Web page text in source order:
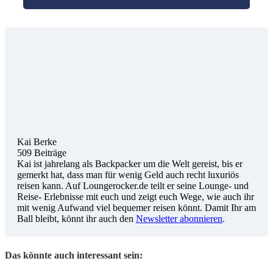
Kai Berke
509 Beiträge
Kai ist jahrelang als Backpacker um die Welt gereist, bis er
gemerkt hat, dass man für wenig Geld auch recht luxuriös
reisen kann. Auf Loungerocker.de teilt er seine Lounge- und
Reise- Erlebnisse mit euch und zeigt euch Wege, wie auch ihr
mit wenig Aufwand viel bequemer reisen könnt. Damit Ihr am
Ball bleibt, könnt ihr auch den Newsletter abonnieren.
Das könnte auch interessant sein: